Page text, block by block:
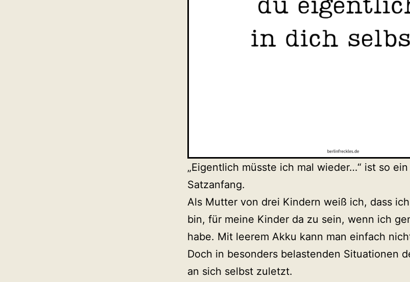
„Eigentlich müsste ich mal wieder…“ ist so
Satzanfang.
Als Mutter von drei Kindern weiß ich, dass
bin, für meine Kinder da zu sein, wenn ich
habe. Mit leerem Akku kann man einfach
Doch in besonders belastenden Situationen
an sich selbst zuletzt.